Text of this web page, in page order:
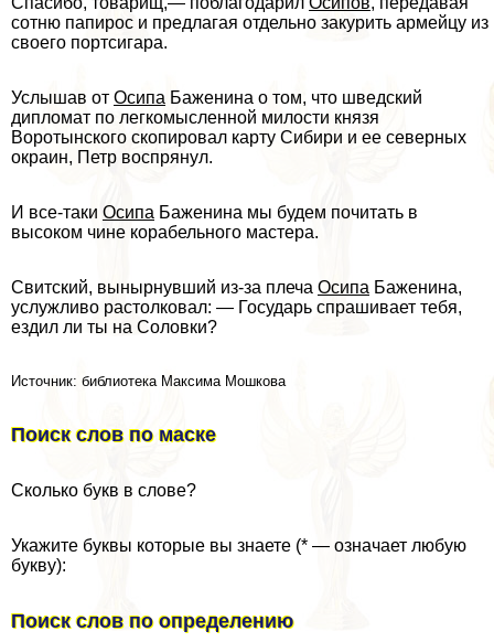
сотню папирос и предлагая отдельно закурить армейцу из
своего портсигара.
Услышав от Осипа Баженина о том, что шведский
дипломат по легкомысленной милости князя
Воротынского скопировал карту Сибири и ее северных
окраин, Петр воспрянул.
И все-таки Осипа Баженина мы будем почитать в
высоком чине корабельного мастера.
Свитский, вынырнувший из-за плеча Осипа Баженина,
услужливо растолковал: — Государь спрашивает тебя,
ездил ли ты на Соловки?
Источник: библиотека Максима Мошкова
Поиск слов по маске
Сколько букв в слове?
Укажите буквы которые вы знаете (* — означает любую
букву):
Поиск слов по определению